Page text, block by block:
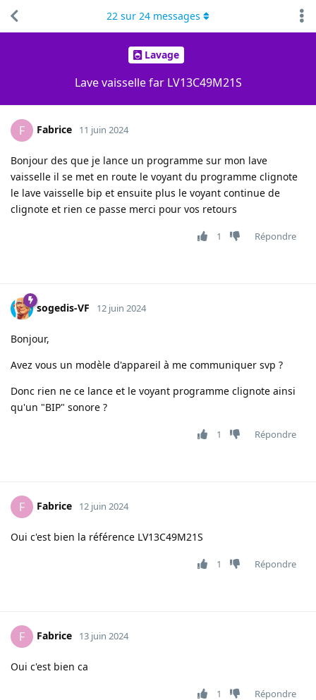
Lavage
Lave vaisselle far LV13C49M21S
22 sur 24 messages
F Fabrice 11 juin 2024
Bonjour des que je lance un programme sur mon lave
vaisselle il se met en route le voyant du programme clignote
le lave vaisselle bip et ensuite plus le voyant continue de
clignote et rien ce passe merci pour vos retours
1 Répondre
sogedis-VF 12 juin 2024
Bonjour,
Avez vous un modèle d'appareil à me communiquer svp ?
Donc rien ne ce lance et le voyant programme clignote ainsi
qu'un "BIP" sonore ?
1 Répondre
F Fabrice 12 juin 2024
Oui c'est bien la référence LV13C49M21S
1 Répondre
F Fabrice 13 juin 2024
Oui c'est bien ca
1 Répondre